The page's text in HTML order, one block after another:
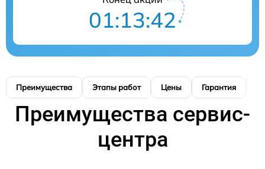
01:13:41
Преимущества Этапы работ Цены Гарантия
Преимущества сервис-
центра